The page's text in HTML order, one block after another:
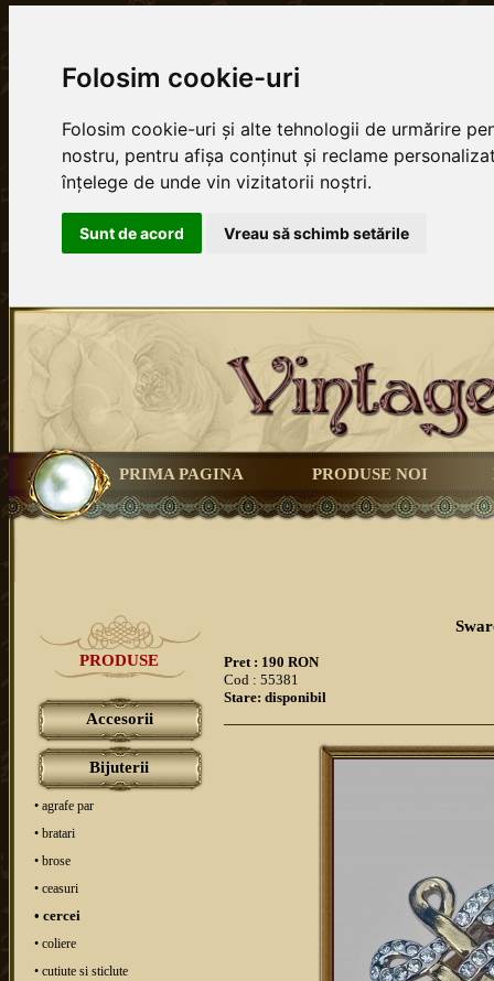
Folosim cookie-uri
Folosim cookie-uri și alte tehnologii de urmărire
nostru, pentru afișa conținut și reclame
înțelege de unde vin vizitatorii noștri.
Sunt de acord Vreau să schimb setările
PRIMA PAGINA PRODUSE NOI
PRODUSE
Accesorii
Bijuterii
• agrafe par
• bratari
• brose
• ceasuri
• cercei
• coliere
• cutiute si sticlute
Pret : 190 RON
Cod : 55381
Stare: disponibil